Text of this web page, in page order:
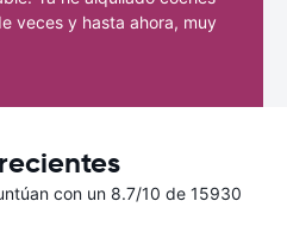
veces y hasta ahora, muy
con un 8.7/10 de 15930